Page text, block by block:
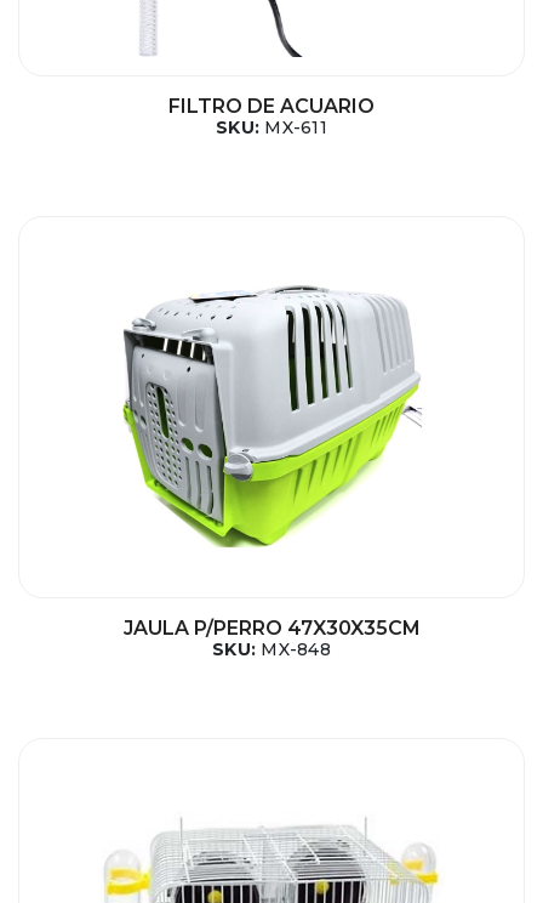
FILTRO DE ACUARIO
SKU: MX-611
JAULA P/PERRO 47X30X35CM
SKU: MX-848